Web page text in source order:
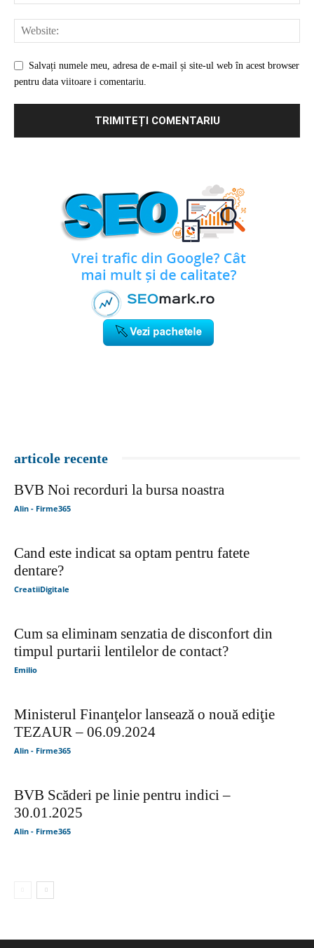
Salvați numele meu, adresa de e-mail și site-ul web în acest browser
pentru data viitoare i comentariu.
articole recente
BVB Noi recorduri la bursa noastra
Alin - Firme365
Cand este indicat sa optam pentru fatete
dentare?
CreatiiDigitale
Cum sa eliminam senzatia de disconfort din
timpul purtarii lentilelor de contact?
Emilio
Ministerul Finanţelor lansează o nouă ediţie
TEZAUR – 06.09.2024
Alin - Firme365
BVB Scăderi pe linie pentru indici –
30.01.2025
Alin - Firme365